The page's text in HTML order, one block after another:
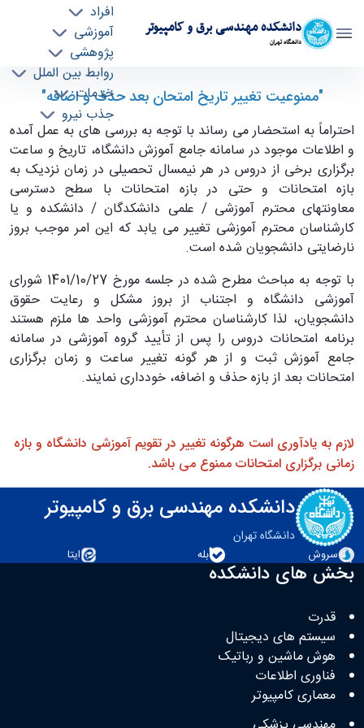
دانشکده مهندسی برق و کامپیوتر
دانشگاه تهران
افراد
آموزشی
پژوهشی
روابط بین الملل
خدمات
جذب نیرو
"ممنوعیت تغییر تاریخ امتحان بعد حذف و اضافه" -
ece- دانشکده مهندسی برق و کامپیوتر
"ممنوعیت تغییر تاریخ امتحان بعد حذف و اضافه"
احتراماً به استحضار می رساند با توجه به بررسی های به عمل آمده
و اطلاعات موجود در سامانه جامع آموزش دانشگاه، تاریخ و ساعت
برگزاری برخی از دروس در هر نیمسال تحصیلی در زمان نزدیک به
بازه امتحانات و حتی در بازه امتحانات با سطح دسترسی
معاونتهای محترم آموزشی / علمی دانشکدگان / دانشکده و یا
کارشناسان محترم آموزشی تغییر می یابد که این امر موجب بروز
نارضایتی دانشجویان شده است.
با توجه به مباحث مطرح شده در جلسه مورخ 1401/10/27 شورای
آموزشی دانشگاه و اجتناب از بروز مشکل و رعایت حقوق
دانشجویان، لذا کارشناسان محترم آموزشی واحد ها ملزم هستند
برنامه امتحانات دروس را پس از تأیید گروه آموزشی در سامانه
جامع آموزش ثبت و از هر گونه تغییر ساعت و زمان برگزاری
امتحانات بعد از بازه حذف و اضافه، خودداری نمایند.
لازم به یادآوری است هرگونه تغییر در تقویم آموزشی دانشگاه و بازه
زمانی برگزاری امتحانات ممنوع می باشد.
دانشکده مهندسی برق و کامپیوتر
دانشگاه تهران
سروش
بله ایتا
بخش های دانشکده
قدرت
سیستم های دیجیتال
هوش ماشین و رباتیک
فناوری اطلاعات
معماری کامپیوتر